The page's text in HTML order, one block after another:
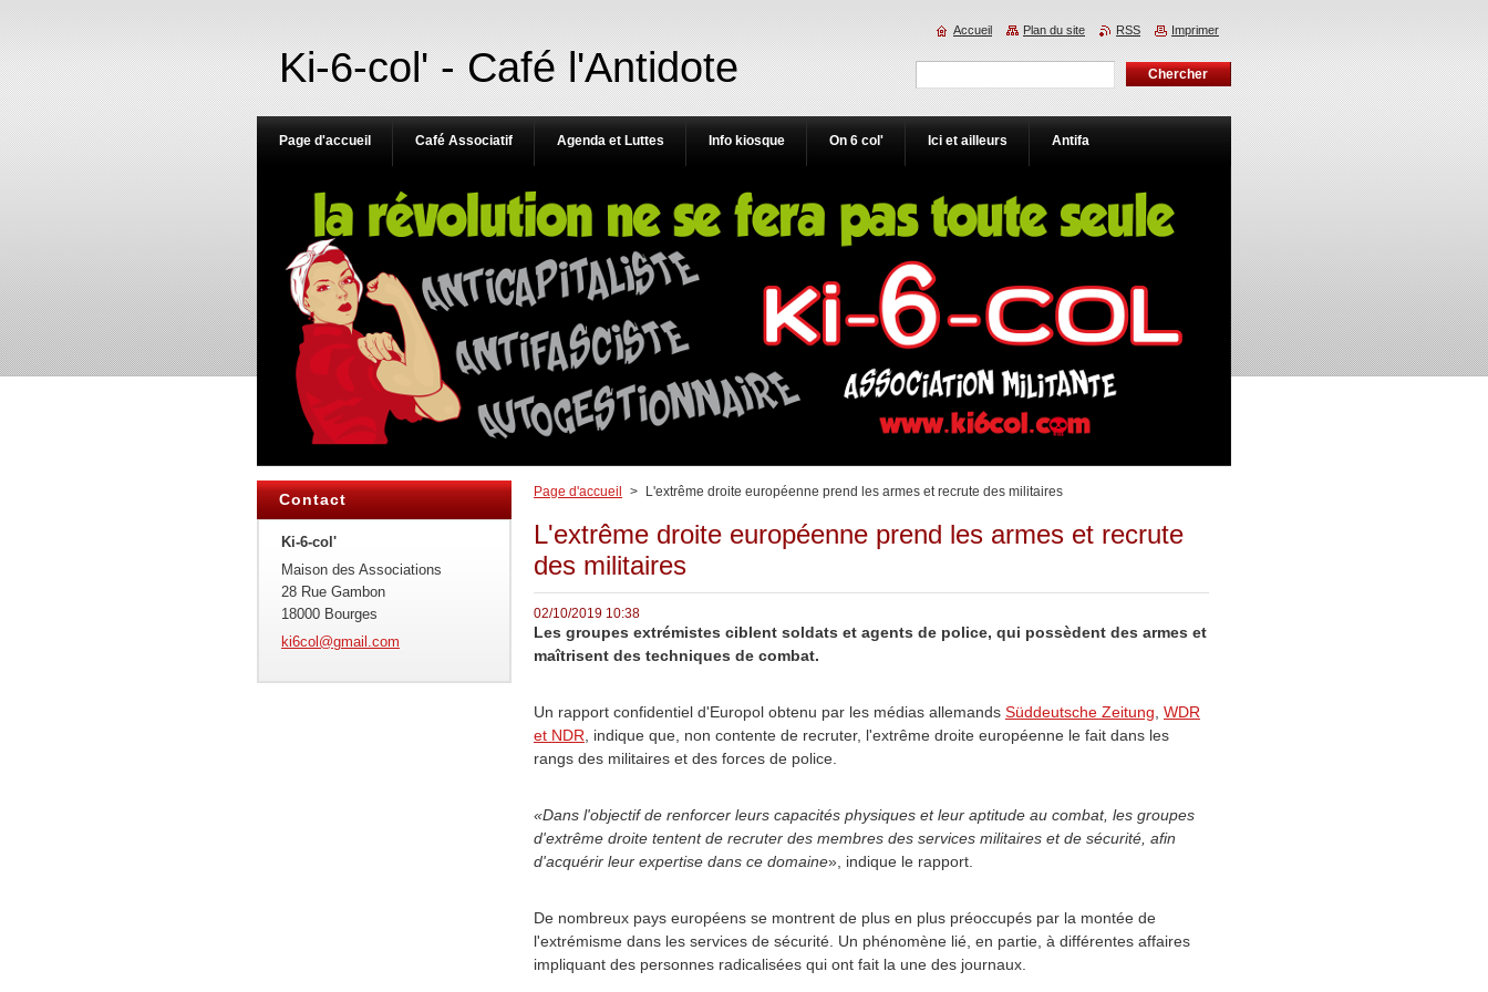
Ki-6-col' - Café l'Antidote
Page d'accueil > L'extrême droite européenne prend les armes et recrute des militaires
L'extrême droite européenne prend les armes et recrute
des militaires
02/10/2019 10:38
Les groupes extrémistes ciblent soldats et agents de police, qui possèdent des armes et
maîtrisent des techniques de combat.
Un rapport confidentiel d'Europol obtenu par les médias allemands Süddeutsche Zeitung WDR
et NDR , indique que, non contente de recruter, l'extrême droite européenne le fait dans les
rangs des militaires et des forces de police.
«Dans l'objectif de renforcer leurs capacités physiques et leur aptitude au combat, les groupes
d'extrême droite tentent de recruter des membres des services militaires et de sécurité, afin
d'acquérir leur expertise dans ce domaine», indique le rapport.
De nombreux pays européens se montrent de plus en plus préoccupés par la montée de
l'extrémisme dans les services de sécurité. Un phénomène lié, en partie, à différentes affaires
impliquant des personnes radicalisées qui ont fait la une des journaux.
Contact
Ki-6-col'
Maison des Associations
28 Rue Gambon
18000 Bourges
ki6col@gmail.com
Page d'accueil Café Associatif Agenda et Luttes Info kiosque On 6 col' Ici et ailleurs Antifa
Accueil Plan du site RSS Imprimer